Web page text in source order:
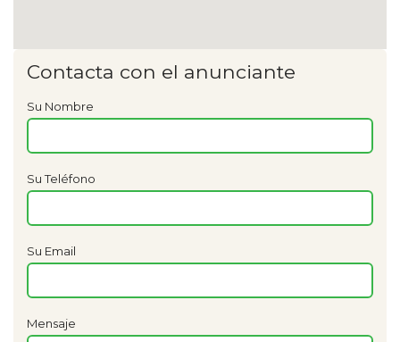
Contacta con el anunciante
Su Nombre
Su Teléfono
Su Email
Mensaje